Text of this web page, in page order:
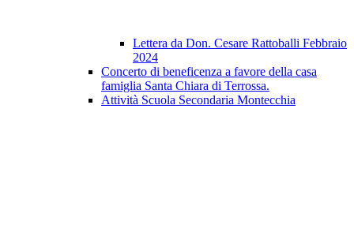
Lettera da Don. Cesare Rattoballi Febbraio
2024
Concerto di beneficenza a favore della casa
famiglia Santa Chiara di Terrossa.
Attività Scuola Secondaria Montecchia